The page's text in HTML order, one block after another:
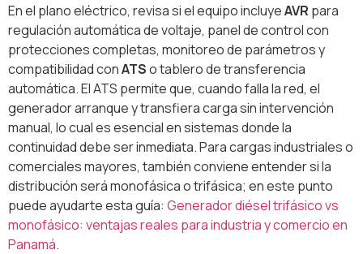
En el plano eléctrico, revisa si el equipo incluyeAVR para
regulación automática de voltaje, panel de control con
protecciones completas, monitoreo de parámetros y
compatibilidad conATSo tablero de transferencia
automática. El ATS permite que, cuando falla la red, el
generador arranque y transfiera carga sin intervención
manual, lo cual es esencial en sistemas donde la
continuidad debe ser inmediata. Para cargas industriales o
comerciales mayores, también conviene entender si la
distribución será monofásica o trifásica; en este punto
puede ayudarte esta guía: Generador diésel trifásico vs
monofásico: ventajas reales para industria y comercio en
Panamá.